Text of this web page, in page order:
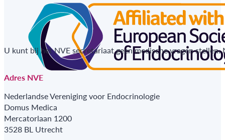
U kunt bij het NVE secretariaat geen medische vragen
Adres NVE
Nederlandse Vereniging voor Endocrinologie
Domus Medica
Mercatorlaan 1200
3528 BL Utrecht